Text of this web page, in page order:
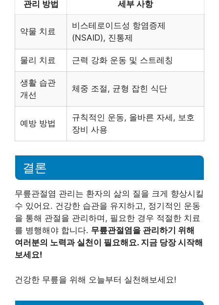
관리 방법 세부 사항
약물 치료
비스테로이드성 항염증제
(NSAID), 진통제
물리 치료 근력 강화 운동 및 스트레칭
생활 습관
개선
체중 조절, 균형 잡힌 식단
예방 방법
규칙적인 운동, 올바른 자세, 보호
장비 사용
결론
무릎관절염 관리는 환자의 삶의 질을 크게 향상시킬
수 있어요. 건강한 습관을 유지하고, 정기적인 운동
을 통해 관절을 관리하며, 필요한 경우 적절한 치료
를 병행해야 합니다. 무릎관절염을 관리하기 위해
여러분의 노력과 실천이 필요해요. 지금 당장 시작해
보세요!
건강한 무릎을 위해 오늘부터 실천해보세요!